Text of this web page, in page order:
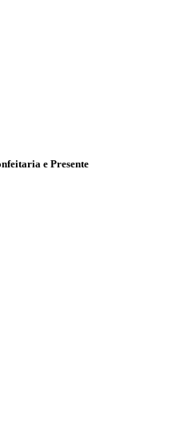
e Presente